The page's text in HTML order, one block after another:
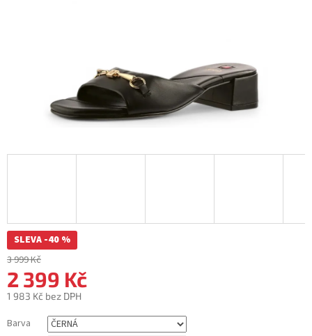
SLEVA -40 %
3 999 Kč
2 399 Kč
1 983 Kč bez DPH
cena:
Barva